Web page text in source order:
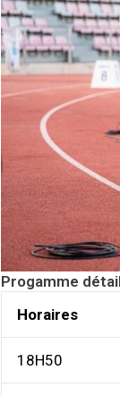
Progamme
Horaires
18H50